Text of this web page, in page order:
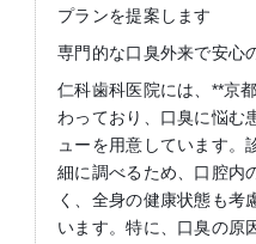
プランを提案します
専門的な口臭外来で安心
仁科歯科医院には、**京
わっており、口臭に悩む
ューを用意しています。
細に調べるため、口腔内
く、全身の健康状態も考
います。特に、口臭の原